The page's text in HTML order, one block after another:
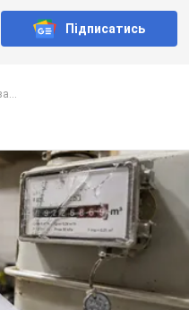
Підписатись